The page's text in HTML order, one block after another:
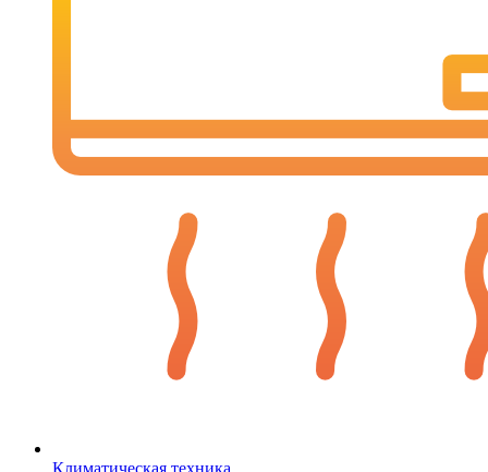
Климатическая техника